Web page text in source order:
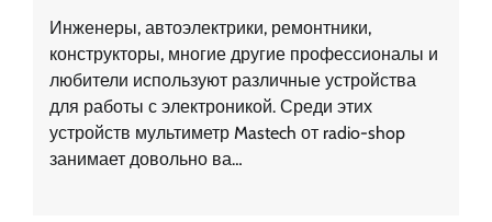
Инженеры, автоэлектрики, ремонтники,
конструкторы, многие другие профессионалы и
любители используют различные устройства
для работы с электроникой. Среди этих
устройств мультиметр Mastech от radio-shop
занимает довольно ва…